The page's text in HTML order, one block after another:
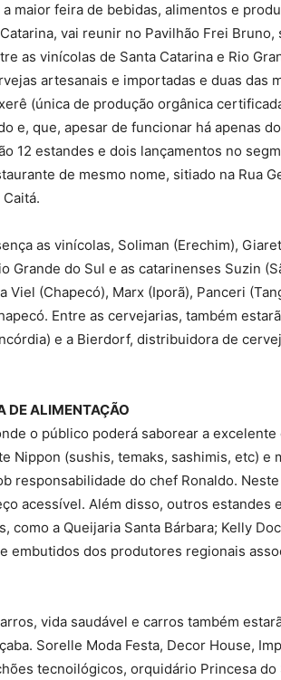
maior feira de bebidas, alimentos e
vai reunir no Pavilhão Frei Bruno,
as vinícolas de Santa Catarina e Rio
artesanais e importadas e duas das
(única de produção orgânica
e, que, apesar de funcionar há apenas
12 estandes e dois lançamentos no
de mesmo nome, sitiado na Rua
as vinícolas, Soliman (Erechim),
Grande do Sul e as catarinenses Suzin
Viel (Chapecó), Marx (Iporã), Panceri
Entre as cervejarias, também
e a Bierdorf, distribuidora de
DE ALIMENTAÇÃO
o público poderá saborear a
Nippon (sushis, temaks, sashimis, etc) e
responsabilidade do chef Ronaldo.
acessível. Além disso, outros estandes
a Queijaria Santa Bárbara; Kelly
embutidos dos produtores regionais
vida saudável e carros também
Sorelle Moda Festa, Decor House,
tecnoilógicos, orquidário Princesa do